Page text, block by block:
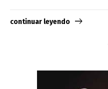
continuar leyendo